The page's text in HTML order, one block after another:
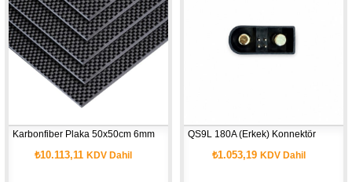
Karbonfiber Plaka 50x50cm 6mm
₺10.113,11KDV Dahil
QS9L 180A (Erkek) Konnektör
₺1.053,19 KDV Dahil